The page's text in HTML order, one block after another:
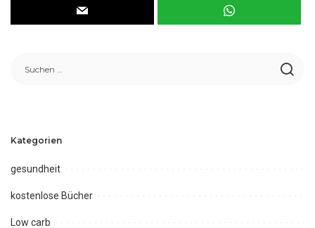
Kategorien
gesundheit
kostenlose Bücher
Low carb